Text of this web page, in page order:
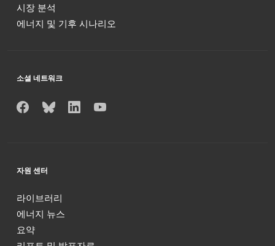
시장 분석
에너지 및 기후 시나리오
소셜 네트워크
자원 센터
라이브러리
에너지 뉴스
요약